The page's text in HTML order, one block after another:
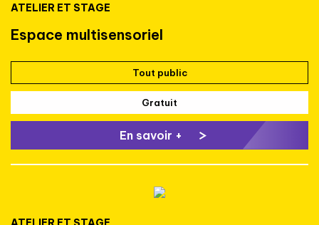
ATELIER ET STAGE
Espace multisensoriel
Tout public
Gratuit
En savoir +